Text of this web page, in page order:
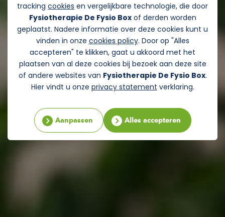
tracking cookies en vergelijkbare technologie, die door
Fysiotherapie De Fysio Boxof derden worden
geplaatst. Nadere informatie over deze cookies kunt u
vinden in onze cookies policy. Door op "Alles
accepteren" te klikken, gaat u akkoord met het
plaatsen van al deze cookies bij bezoek aan deze site
of andere websites van Fysiotherapie De Fysio Box.
Hier vindt u onze privacy statement verklaring.
Aanpassen Alles accepteren